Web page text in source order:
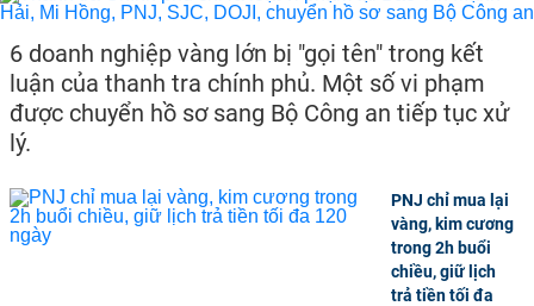
6 doanh nghiệp vàng lớn bị "gọi tên" trong kết
luận của thanh tra chính phủ. Một số vi phạm
được chuyển hồ sơ sang Bộ Công an tiếp tục xử
lý.
PNJ chỉ mua lại
vàng, kim cương
trong 2h buổi
chiều, giữ lịch
trả tiền tối đa